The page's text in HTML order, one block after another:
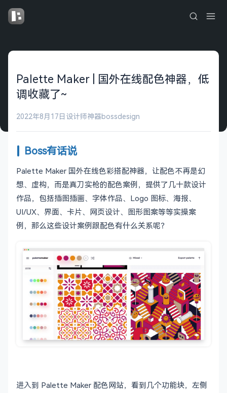
Palette Maker | 国外在线配色神器，低
调收藏了~
2022年8月17日 设计师神器bossdesign
Boss有话说
Palette Maker 国外在线色彩搭配神器，让配色不再是幻
想、虚构，而是真刀实枪的配色案例，提供了几十款设计
作品，包括插图插画、字体作品、Logo 图标、海报、
UI/UX、界面、卡片、网页设计、图形图案等等实操案
例，那么这些设计案例跟配色有什么关系呢？
进入到 Palette Maker 配色网站，看到几个功能块，左侧